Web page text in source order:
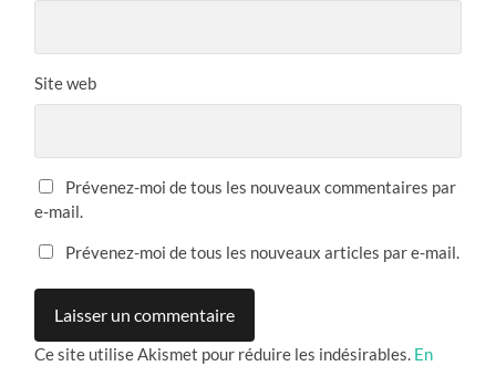
Site web
Prévenez-moi de tous les nouveaux commentaires par
e-mail.
Prévenez-moi de tous les nouveaux articles par e-mail.
Ce site utilise Akismet pour réduire les indésirables. En